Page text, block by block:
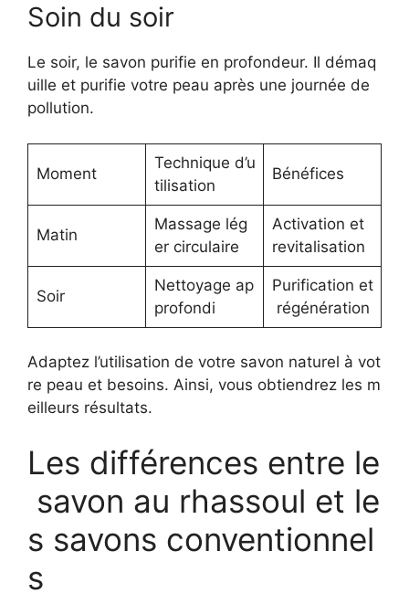
Soin du soir
Le soir, le savon purifie en profondeur. Il démaq
uille et purifie votre peau après une journée de
pollution.
Moment
Technique d’u
tilisation
Bénéfices
Matin
Massage lég
er circulaire
Activation et
revitalisation
Soir
Nettoyage ap
profondi
Purification et
régénération
Adaptez l’utilisation de votre savon naturel à vot
re peau et besoins. Ainsi, vous obtiendrez les m
eilleurs résultats.
Les différences entre le
savon au rhassoul et le
s savons conventionnel
s